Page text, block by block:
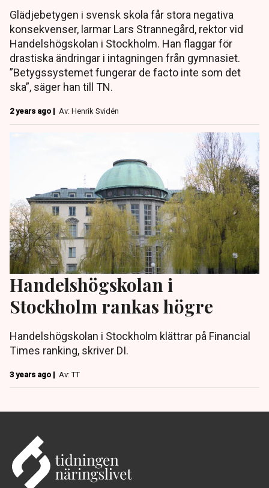
Glädjebetygen i svensk skola får stora negativa
konsekvenser, larmar Lars Strannegård, rektor vid
Handelshögskolan i Stockholm. Han flaggar för
drastiska ändringar i intagningen från gymnasiet.
”Betygssystemet fungerar de facto inte som det
ska”, säger han till TN.
2 years ago | Av: Henrik Svidén
Handelshögskolan i
Stockholm rankas högre
Handelshögskolan i Stockholm klättrar på Financial
Times ranking, skriver DI.
3 years ago | Av: TT